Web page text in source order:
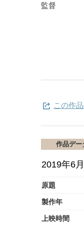
監督
この作
作品デー
2019年6
原題
製作年
上映時間